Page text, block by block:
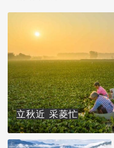
立秋近 采菱忙